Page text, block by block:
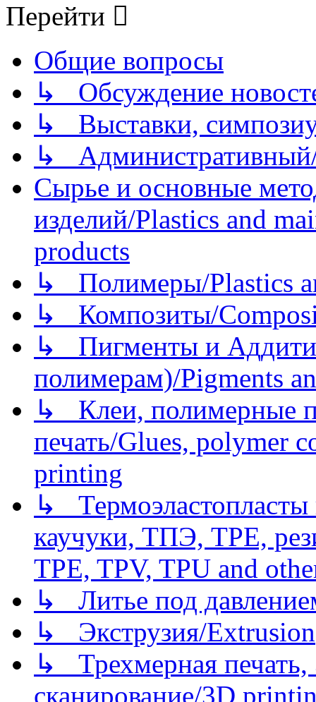
Перейти
Общие вопросы
↳ Обсуждение
↳ Выставки,
↳
Сырье и основные
изделий/Plastics and
products
↳ Полимеры/Plastics
↳ Композиты/
↳ Пигменты и
полимерам)/Pigments
↳ Клеи, полимерные
печать/Glues, polymer
printing
↳
каучуки, ТПЭ, TPE,
TPE, TPV, TPU and
↳ Литье под
↳ Экструзия/Extrusion
↳ Трехмерная
сканирование/3D